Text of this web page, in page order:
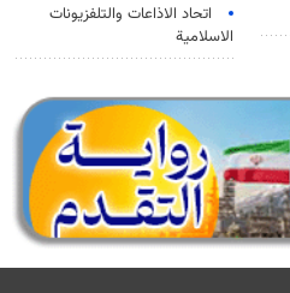
اتحاد الاذاعات والتلفزيونات
الاسلامية